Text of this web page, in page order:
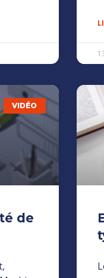
VIDÉO
de